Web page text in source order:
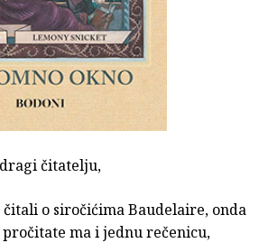
čitatelju,
čitali o siročićima Baudelaire, onda
ma i jednu rečenicu,